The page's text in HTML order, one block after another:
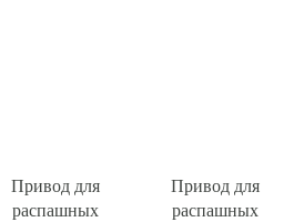
Привод для
распашных
Привод для
распашных